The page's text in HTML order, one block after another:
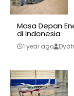
Masa Depan
di Indonesia
1 year ago